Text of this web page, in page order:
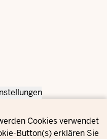
Privacy settings
Cookies verwendet.
Button(s) erklären Sie